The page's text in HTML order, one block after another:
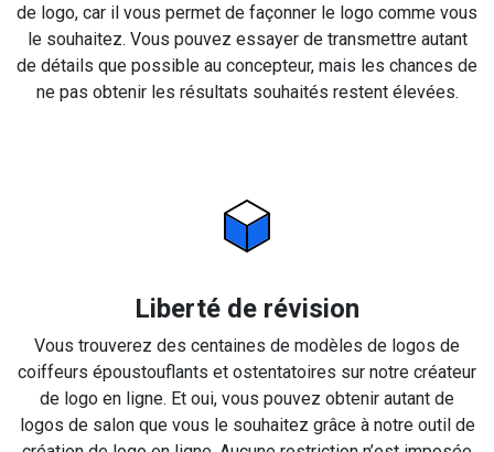
de logo, car il vous permet de façonner le logo comme vous
le souhaitez. Vous pouvez essayer de transmettre autant
de détails que possible au concepteur, mais les chances de
ne pas obtenir les résultats souhaités restent élevées.
Liberté de révision
Vous trouverez des centaines de modèles de logos de
coiffeurs époustouflants et ostentatoires sur notre créateur
de logo en ligne. Et oui, vous pouvez obtenir autant de
logos de salon que vous le souhaitez grâce à notre outil de